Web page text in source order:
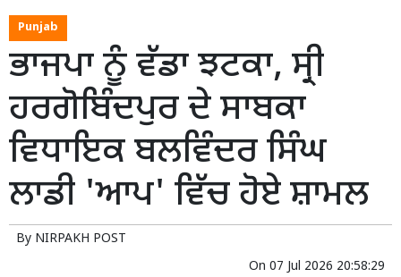
Punjab
ਭਾਜਪਾ ਨੂੰ ਵੱਡਾ ਝਟਕਾ, ਸ੍ਰੀ
ਹਰਗੋਬਿੰਦਪੁਰ ਦੇ ਸਾਬਕਾ
ਵਿਧਾਇਕ ਬਲਵਿੰਦਰ ਸਿੰਘ
ਲਾਡੀ 'ਆਪ' ਵਿੱਚ ਹੋਏ ਸ਼ਾਮਲ
By NIRPAKH POST
On 07 Jul 2026 20:58:29